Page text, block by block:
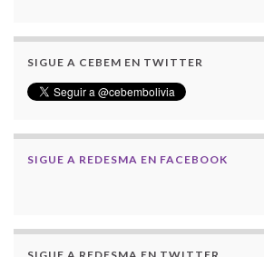
SIGUE A CEBEM EN TWITTER
SIGUE A REDESMA EN FACEBOOK